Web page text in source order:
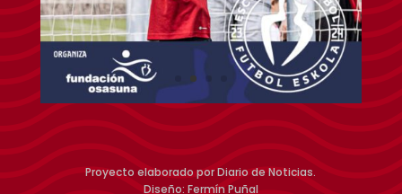
Proyecto elaborado por Diario de Noticias.
Diseño: Fermín Puñal